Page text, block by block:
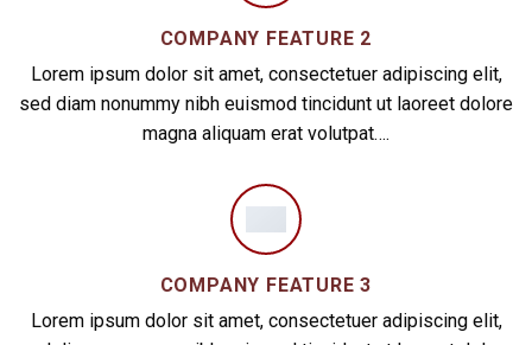
COMPANY FEATURE 2
Lorem ipsum dolor sit amet, consectetuer adipiscing elit,
sed diam nonummy nibh euismod tincidunt ut laoreet dolore
magna aliquam erat volutpat….
COMPANY FEATURE 3
Lorem ipsum dolor sit amet, consectetuer adipiscing elit,